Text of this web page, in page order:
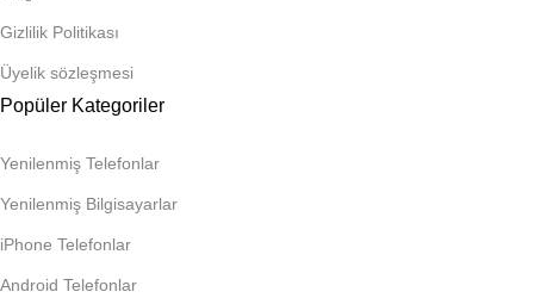
Gizlilik Politikası
Üyelik sözleşmesi
Popüler Kategoriler
Yenilenmiş Telefonlar
Yenilenmiş Bilgisayarlar
iPhone Telefonlar
Android Telefonlar